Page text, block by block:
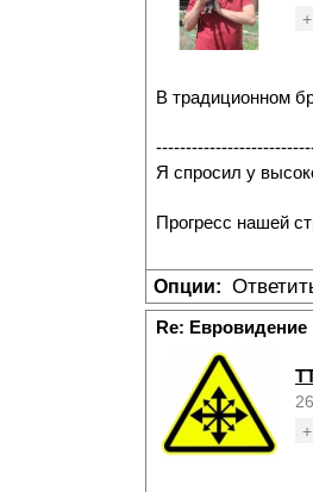
+
В традиционном
Я спросил у
Прогресс нашей
Опции:
Re: Евровидение
+